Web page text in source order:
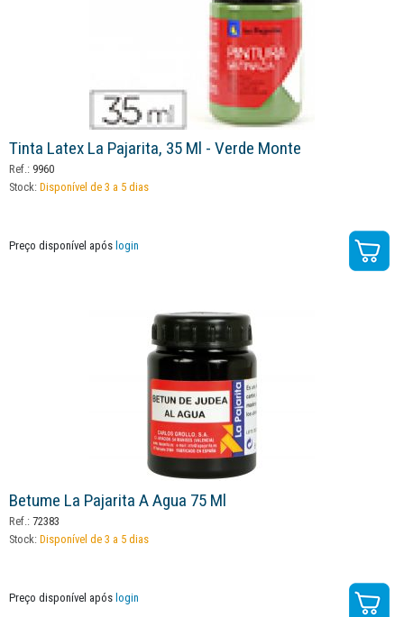
Tinta Latex La Pajarita, 35 Ml - Verde Monte
Ref.: 9960
Stock: Disponível de 3 a 5 dias
Preço disponível após login
Betume La Pajarita A Agua 75 Ml
Ref.: 72383
Stock: Disponível de 3 a 5 dias
Preço disponível após login